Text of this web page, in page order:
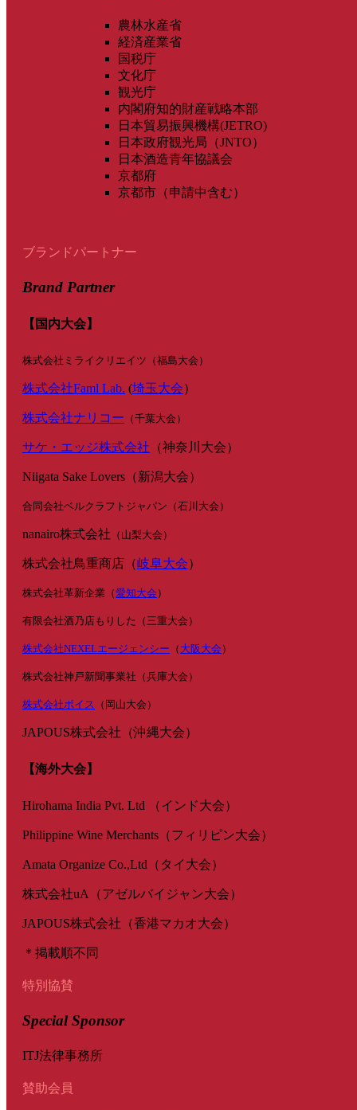
農林水産省
経済産業省
国税庁
文化庁
観光庁
内閣府知的財産戦略本部
日本貿易振興機構(JETRO)
日本政府観光局（JNTO）
日本酒造青年協議会
京都府
京都市（申請中含む）
ブランドパートナー
Brand Partner
【国内大会】
株式会社ミライクリエイツ（福島大会）
株式会社Faml Lab. (埼玉大会）
株式会社ナリコー （千葉大会）
サケ・エッジ株式会社 （神奈川大会）
Niigata Sake Lovers（新潟大会）
合同会社ベルクラフトジャパン（石川大会）
nanairo株式会社 （山梨大会）
株式会社鳥重商店（岐阜大会）
株式会社革新企業（愛知大会 ）
有限会社酒乃店もりした（三重大会）
株式会社NEXELエージェンシー （ 大阪大会 ）
株式会社神戸新聞事業社（兵庫大会）
株式会社ボイス （岡山大会）
JAPOUS株式会社（沖縄大会）
【海外大会】
Hirohama India Pvt. Ltd （インド大会）
Philippine Wine Merchants（フィリピン大会）
Amata Organize Co.,Ltd（タイ大会）
株式会社uA（アゼルバイジャン大会）
JAPOUS株式会社（香港マカオ大会）
＊掲載順不同
特別協賛
Special Sponsor
ITJ法律事務所
賛助会員